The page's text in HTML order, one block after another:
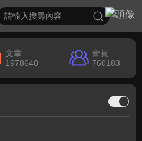
文章
1978640
會員
760183